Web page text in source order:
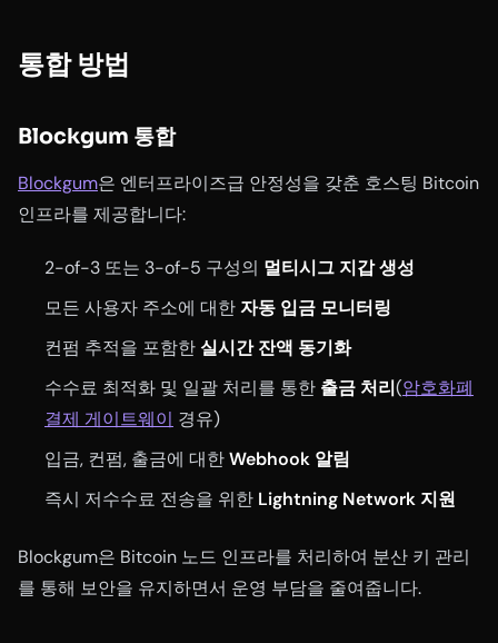
통합 방법
Blockgum 통합
Blockgum은 엔터프라이즈급 안정성을 갖춘 호스팅 Bitcoin
인프라를 제공합니다:
2-of-3 또는 3-of-5 구성의 멀티시그 지갑 생성
모든 사용자 주소에 대한자동 입금 모니터링
컨펌 추적을 포함한 실시간 잔액 동기화
수수료 최적화 및 일괄 처리를 통한 출금 처리(암호화폐
결제 게이트웨이 경유)
입금, 컨펌, 출금에 대한Webhook 알림
즉시 저수수료 전송을 위한 Lightning Network 지원
Blockgum은 Bitcoin 노드 인프라를 처리하여 분산 키 관리
를 통해 보안을 유지하면서 운영 부담을 줄여줍니다.